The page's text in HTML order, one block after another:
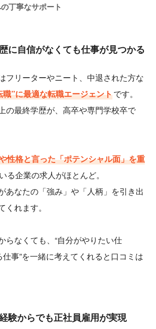
丁寧なサポート
に自信がなくても仕事が見つかる
フリーターやニート、中退された方な
職”に最適な転職エージェントです。
の最終学歴が、高卒や専門学校卒で
性格と言った「ポテンシャル面」を重
る企業の求人がほとんど。
あなたの「強み」や「人柄」を引き出
れます。
らなくても、“自分がやりたい仕
仕事”を一緒に考えてくれると口コミは
験からでも正社員雇用が実現